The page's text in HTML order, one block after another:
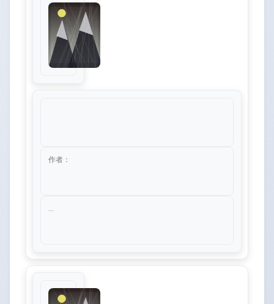
作者：